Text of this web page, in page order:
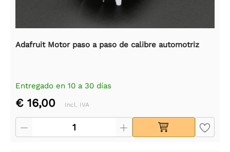
Adafruit Motor paso a paso de calibre automotriz
Entregado en 10 a 30 días
€ 16,00 Incl. IVA